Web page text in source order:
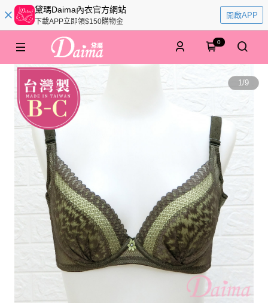
黛瑪Daima內衣官方網站
下載APP立即領$150購物金
開啟APP
0
1/9